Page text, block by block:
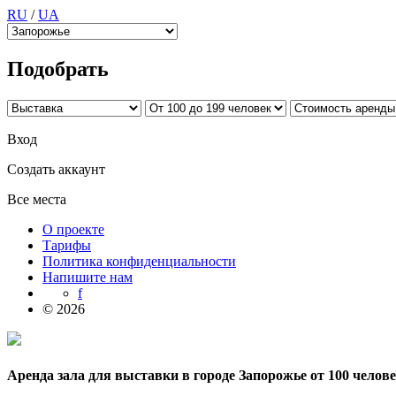
RU /UA
Подобрать
Вход
Создать аккаунт
Все места
О проекте
Тарифы
Политика конфиденциальности
Напишите нам
f
© 2026
Аренда зала для выставки в городе Запорожье от 100